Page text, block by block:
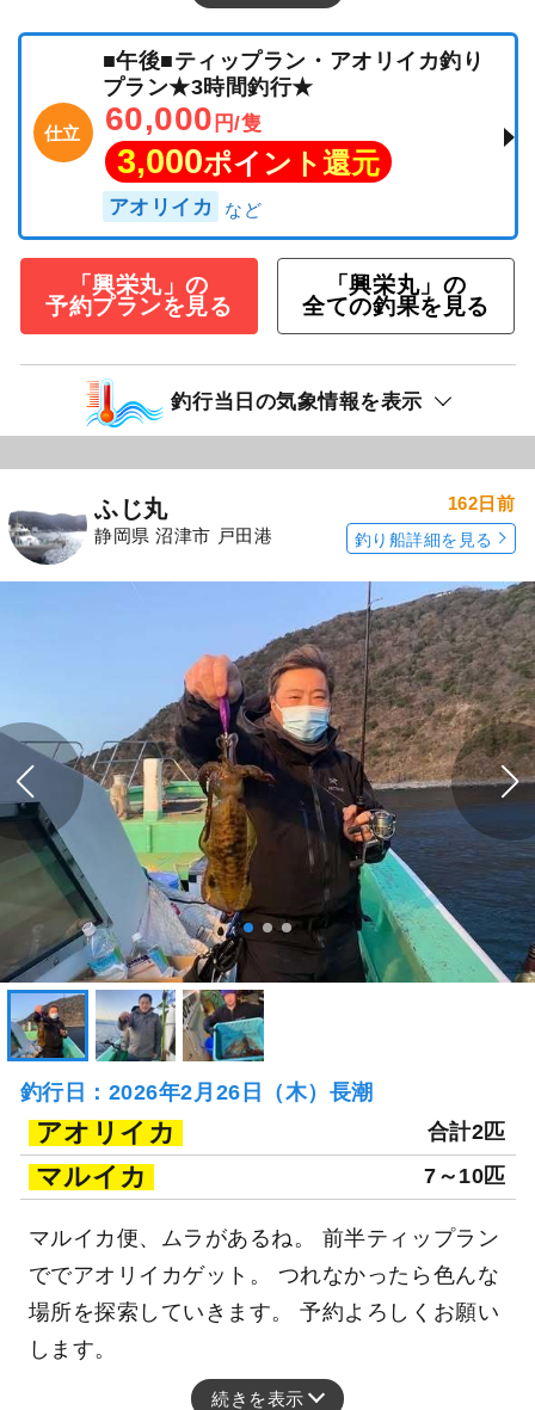
仕立
■午後■ティップラン・アオリイカ釣り
プラン★3時間釣行★
60,000 円/隻
3,000ポイント還元
アオリイカ
「興栄丸」の
予約プランを見る
「興栄丸」の
全ての釣果を見る
釣行当日の気象情報を表示
ふじ丸
静岡県 沼津市 戸田港
162日前
釣り船詳細を見る
釣行日：2026年2月26日（木）長潮
アオリイカ 合計2匹
マルイカ 7～10匹
マルイカ便、ムラがあるね。 前半ティップラン
ででアオリイカゲット。 つれなかったら色んな
場所を探索していきます。 予約よろしくお願い
します。
続きを表示